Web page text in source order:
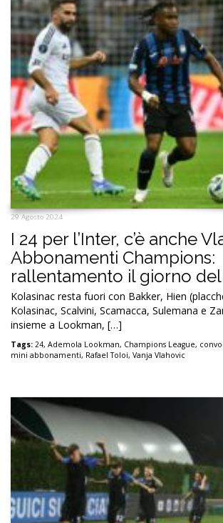
29 Agosto 2024
I 24 per l’Inter, c’è anche
Abbonamenti Champions:
rallentamento il giorno
Kolasinac resta fuori con Bakker, Hien
Kolasinac, Scalvini, Scamacca, Sulemana e
insieme a Lookman, […]
Tags: 24, Ademola Lookman, Champions League,
mini abbonamenti, Rafael Toloi, Vanja Vlahovic